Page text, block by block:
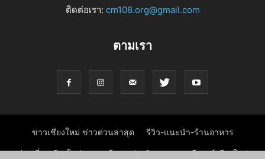
ติดต่อเรา: cm108.org@gmail.com
ตามเรา
ข่าวเชียงใหม่ ข่าวด่วนล่าสุด รีวิว-แนะนำ-ร้านอาหาร
ท่องเที่ยวเชียงใหม่ ภาคเหนือ ข่าวกิจกรรม งานอีเวนท์เชียงใหม่